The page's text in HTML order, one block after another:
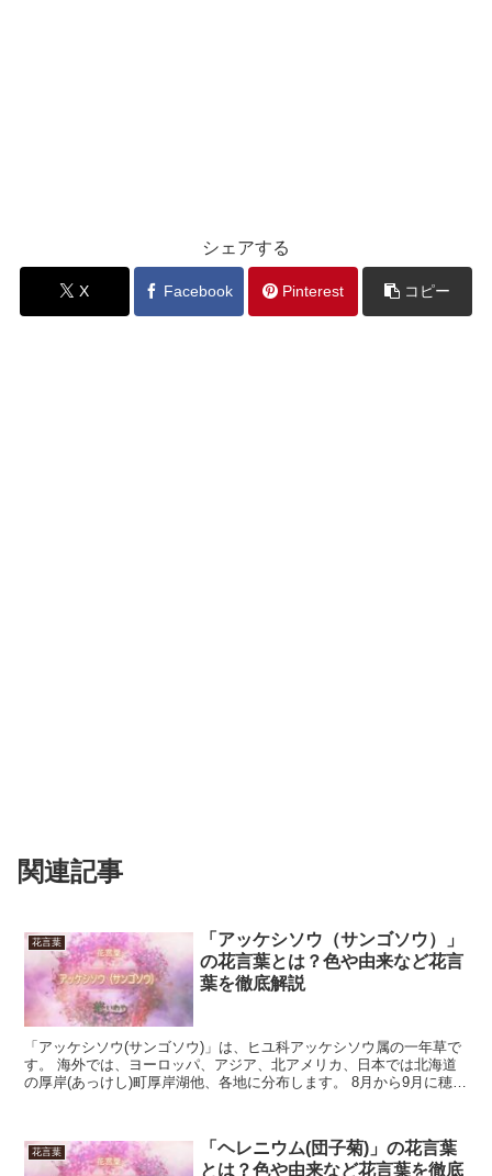
シェアする
X Facebook Pinterest コピー
関連記事
花言葉
「アッケシソウ（サンゴソウ）」
の花言葉とは？色や由来など花言
葉を徹底解説
「アッケシソウ(サンゴソウ)」は、ヒユ科アッケシソウ属の一年草で
す。 海外では、ヨーロッパ、アジア、北アメリカ、日本では北海道
の厚岸(あっけし)町厚岸湖他、各地に分布します。 8月から9月に穂状
花言葉
「ヘレニウム(団子菊)」の花言葉
とは？色や由来など花言葉を徹底